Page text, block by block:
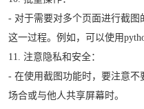
- 对于需要对多个页面进行截
这一过程。例如，可以使用
11. 注意隐私和安全：
- 在使用截图功能时，要注意
场合或与他人共享屏幕时。